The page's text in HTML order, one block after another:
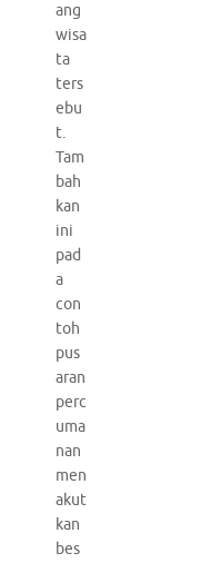
ang
wisa
ta
ters
ebu
t.
Tam
bah
kan
ini
pad
a
con
toh
pus
aran
perc
uma
nan
men
akut
kan
bes